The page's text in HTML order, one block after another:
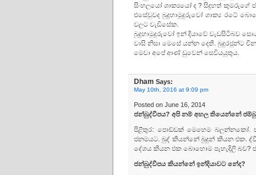
සිංහලයෝ ශාක්‍යයෝ ද ? සිදුහත් කුමරුගේ
එසේවුවද බුදුහාමුදුරුවෝ ශාක්‍ය රටේ
වලට වැඩිසේක​.
බුදුහාමුදුරුවෝ ඉන් දියාවේ වැඩසිටිබව
වාසි නිසා මෙසේ යන්න දෙති. බුදුරජුන්ට
මෙවා අපේ ආණ් ඩුවෙන් සෙවියයුතුය​.
Dham Says:
May 10th, 2016 at 9:09 pm
Posted on June 16, 2014
ජන්බුද්වීපය? අපි නම් අහල තියෙන්නේ
පිළිතුර: පොඩ්ඩක් මෙහෙම බලන්නකෝ.
ජනමයට. බුද් කියන්නේ බුදුන් කියන එක.
දේශය කියන එක බොහොම පැහැදිලි බව?
ජන්බුද්වීපය කියන්නේ ඉන්දියාවට නේද?